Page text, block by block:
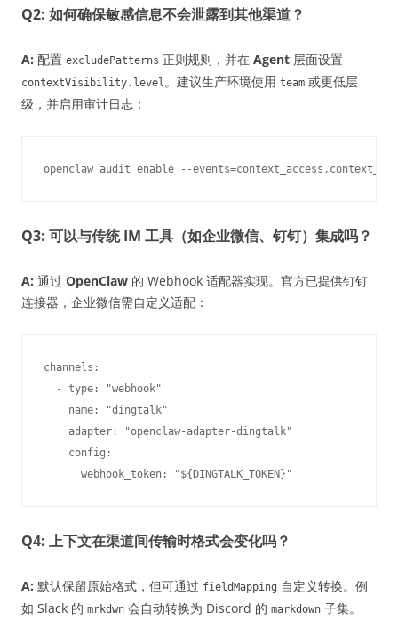
Q2: 如何确保敏感信息不会泄露到其他渠道？
A: 配置 excludePatterns 正则规则，并在 Agent 层面设置
contextVisibility.level。建议生产环境使用 team 或更低层
级，并启用审计日志：
Q3: 可以与传统 IM 工具（如企业微信、钉钉）集成吗？
A: 通过 OpenClaw 的 Webhook 适配器实现。官方已提供钉钉
连接器，企业微信需自定义适配：
channels:
  - type: "webhook"
    name: "dingtalk"
    adapter: "openclaw-adapter-dingtalk"
    config:
Q4: 上下文在渠道间传输时格式会变化吗？
A: 默认保留原始格式，但可通过 fieldMapping 自定义转换。例
如 Slack 的 mrkdwn 会自动转换为 Discord 的 markdown 子集。